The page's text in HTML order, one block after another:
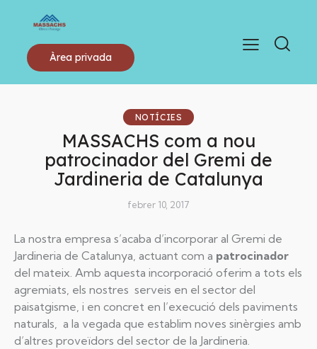
Àrea privada
NOTÍCIES
MASSACHS com a nou
patrocinador del Gremi de
Jardineria de Catalunya
febrer 10, 2017
La nostra empresa s’acaba d’incorporar al Gremi de
Jardineria de Catalunya, actuant com a patrocinador
del mateix. Amb aquesta incorporació oferim a tots els
agremiats, els nostres serveis en el sector del
paisatgisme, i en concret en l’execució dels paviments
naturals, a la vegada que establim noves sinèrgies amb
d’altres proveïdors del sector de la Jardineria.